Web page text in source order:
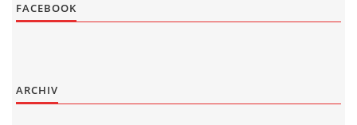
FACEBOOK
ARCHIV